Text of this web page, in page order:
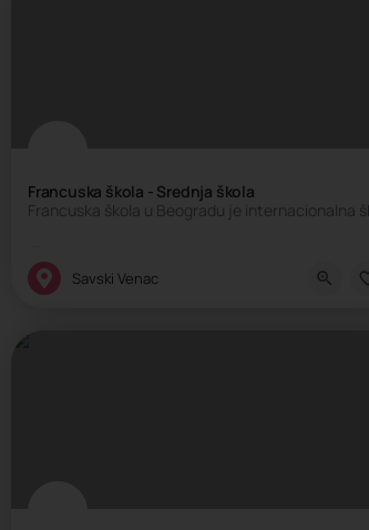
Francuska škola - Srednja škola
Savski Venac